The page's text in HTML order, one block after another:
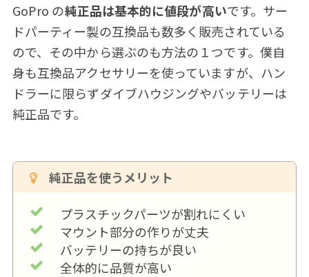
GoPro の純正品は基本的に値段が高いです。サー
ドパーティー製の互換品も数多く販売されている
ので、その中から選ぶのも方法の１つです。僕自
身も互換品アクセサリーを使っていますが、ハン
ドラーに限らずダイブハウジングやバッテリーは
純正品です。
純正品を使うメリット
プラスチックパーツが割れにくい
マウント部分の作りが丈夫
バッテリーの持ちが良い
全体的に品質が高い